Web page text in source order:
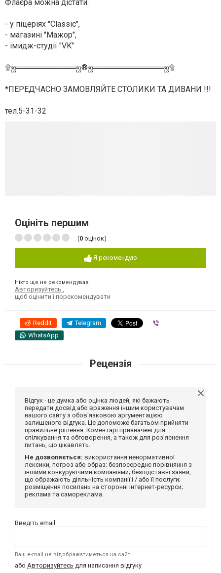
Флаєра можна дістати:
- у піцеріях "Classic",
- магазині "Мажор",
- імидж-студії "VK"
۩ஜ═══════════ஜ®ஜ═════════════ஜ۩
*ПЕРЕДЧАСНО ЗАМОВЛЯЙТЕ СТОЛИКИ ТА ДИВАНИ !!!
тел.5-31-32
Оцініть першим
(0 оцінок)
Я рекомендую
Ніхто ще не рекомендував
Авторизуйтесь
щоб оцінити і порекомендувати
Reddit Telegram
WhatsApp
Рецензія
Відгук - це думка або оцінка людей, які бажають
передати досвід або враження іншим користувачам
нашого сайту з обов'язковою аргументацією
залишеного відгука. Це допоможе багатьом прийняти
правильне рішення. Коментарі призначені для
спілкування та обговорення, а також для роз'яснення
питань, що цікавлять.
Не дозволяється: використання ненормативної
лексики, погроз або образ; безпосереднє порівняння з
іншими конкуруючими компаніями; безпідставні заяви,
що ображають діяльність компанії і / або її послуги;
розміщення посилань на сторонні інтернет-ресурси;
реклама та самореклама.
Введіть email:
Ваш e-mail не відображатиметься на сайті
або Авторизуйтесь для написання відгуку